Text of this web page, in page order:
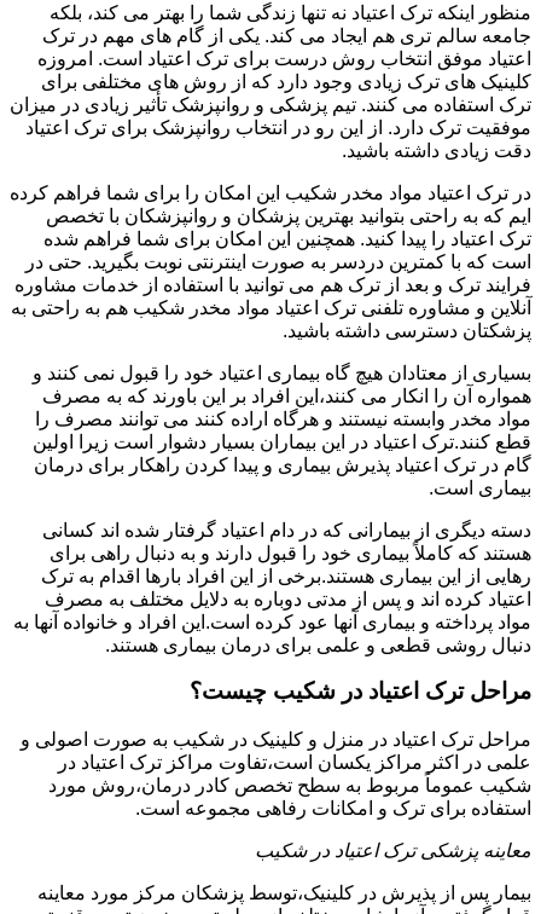
منظور اینکه ترک اعتیاد نه تنها زندگی شما را بهتر می کند، بلکه
جامعه سالم تری هم ایجاد می کند. یکی از گام های مهم در ترک
اعتیاد موفق انتخاب روش درست برای ترک اعتیاد است. امروزه
کلینیک های ترک زیادی وجود دارد که از روش های مختلفی برای
ترک استفاده می کنند. تیم پزشکی و روانپزشک تأثیر زیادی در میزان
موفقیت ترک دارد. از این رو در انتخاب روانپزشک برای ترک اعتیاد
دقت زیادی داشته باشید.
در ترک اعتیاد مواد مخدر شکیب این امکان را برای شما فراهم کرده
ایم که به راحتی بتوانید بهترین پزشکان و روانپزشکان با تخصص
ترک اعتیاد را پیدا کنید. همچنین این امکان برای شما فراهم شده
است که با کمترین دردسر به صورت اینترنتی نوبت بگیرید. حتی در
فرایند ترک و بعد از ترک هم می توانید با استفاده از خدمات مشاوره
آنلاین و مشاوره تلفنی ترک اعتیاد مواد مخدر شکیب هم به راحتی به
پزشکتان دسترسی داشته باشید.
بسیاری از معتادان هیچ گاه بیماری اعتیاد خود را قبول نمی کنند و
همواره آن را انکار می کنند،این افراد بر این باورند که به مصرف
مواد مخدر وابسته نیستند و هرگاه اراده کنند می توانند مصرف را
قطع کنند.ترک اعتیاد در این بیماران بسیار دشوار است زیرا اولین
گام در ترک اعتیاد پذیرش بیماری و پیدا کردن راهکار برای درمان
بیماری است.
دسته دیگری از بیمارانی که در دام اعتیاد گرفتار شده اند کسانی
هستند که کاملاً بیماری خود را قبول دارند و به دنبال راهی برای
رهایی از این بیماری هستند.برخی از این افراد بارها اقدام به ترک
اعتیاد کرده اند و پس از مدتی دوباره به دلایل مختلف به مصرف
مواد پرداخته و بیماری آنها عود کرده است.این افراد و خانواده آنها به
دنبال روشی قطعی و علمی برای درمان بیماری هستند.
مراحل ترک اعتیاد در شکیب چیست؟
مراحل ترک اعتیاد در منزل و کلینیک در شکیب به صورت اصولی و
علمی در اکثر مراکز یکسان است،تفاوت مراکز ترک اعتیاد در
شکیب عموماً مربوط به سطح تخصص کادر درمان،روش مورد
استفاده برای ترک و امکانات رفاهی مجموعه است.
معاینه پزشکی ترک اعتیاد در شکیب
بیمار پس از پذیرش در کلینیک،توسط پزشکان مرکز مورد معاینه